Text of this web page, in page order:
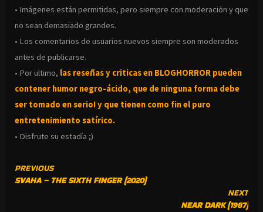
• Imágenes están permitidas, pero siempre con moderación y que
no sean demasiado grandes.
• Los comentarios de usuarios nuevos siempre son moderados
antes de publicarse.
• Por ultimo, las reseñas y criticas en BLOGHORROR pueden
contener humor negro-ácido, que de ninguna forma debe
ser tomado en serio! y que tienen como fin el puro
entretenimiento satírico.
• Disfrute su estadía ;)
CONTINUE
READING
PREVIOUS
SVAHA – THE SIXTH FINGER (2020)
NEXT
NEAR DARK (1987)